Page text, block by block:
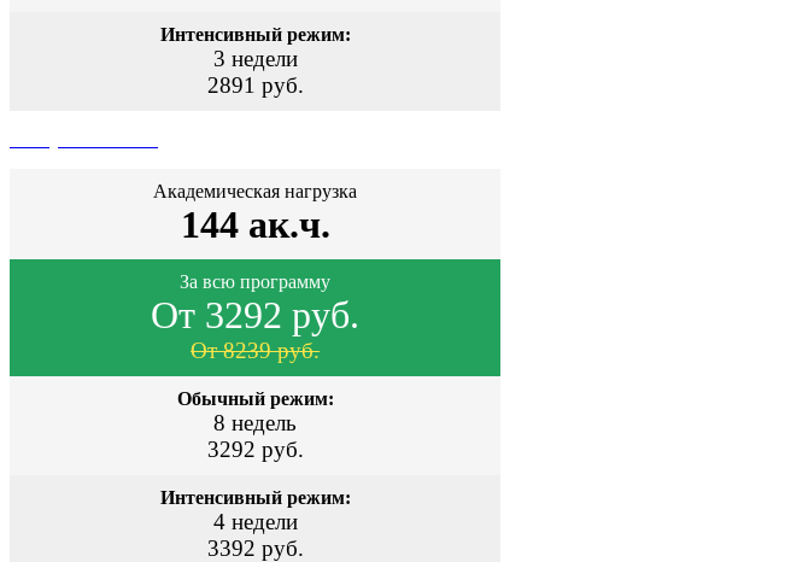
Интенсивный режим:
3 недели
2891 руб.
Академическая нагрузка
144 ак.ч.
За всю программу
От 3292 руб.
От 8239 руб.
Обычный режим:
8 недель
3292 руб.
Интенсивный режим:
4 недели
3392 руб.